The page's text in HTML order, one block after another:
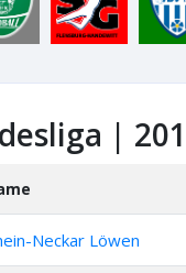
|
Neckar Löwen